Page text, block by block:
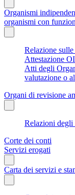
Organismi
organismi con
Relazione
Attestazione
Atti degli
valutazione o
Organi di revisione
Relazioni degli
Corte dei conti
Servizi erogati
Carta dei servizi e